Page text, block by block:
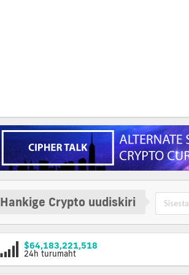
Hankige Crypto uudiskiri
$64,183,221,518
24h turumaht